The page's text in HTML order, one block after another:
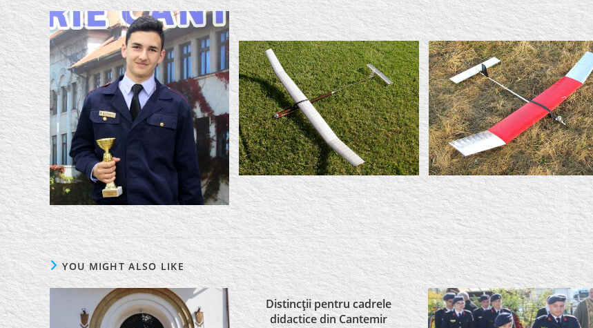
YOU MIGHT ALSO LIKE
Distincţii pentru cadrele
didactice din Cantemir